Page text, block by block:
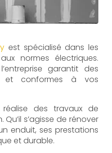
est spécialisé dans les
normes électriques.
garantit des
et conformes à vos
des travaux de
s’agisse de rénover
enduit, ses prestations
et durable.